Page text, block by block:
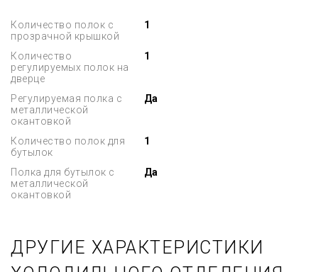
Количество полок с
прозрачной крышкой
1
Количество
регулируемых полок на
дверце
1
Регулируемая полка с
металлической
окантовкой
Да
Количество полок для
бутылок
1
Полка для бутылок с
металлической
окантовкой
Да
ДРУГИЕ ХАРАКТЕРИСТИКИ